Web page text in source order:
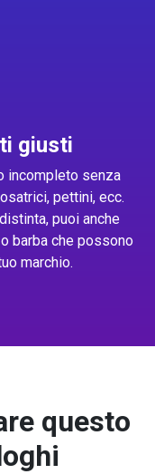
giusti
incompleto senza
pettini, ecc.
puoi anche
barba che possono
marchio.
questo